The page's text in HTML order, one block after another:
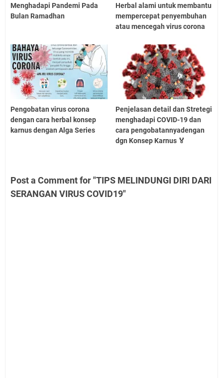
Menghadapi Pandemi Pada
Bulan Ramadhan
Herbal alami untuk membantu
mempercepat penyembuhan
atau mencegah virus corona
Pengobatan virus corona
dengan cara herbal konsep
karnus dengan Alga Series
Penjelasan detail dan Stretegi
menghadapi COVID-19 dan
cara pengobatannyadengan
dgn Konsep Karnus 🏅
Post a Comment for "TIPS MELINDUNGI DIRI DARI
SERANGAN VIRUS COVID19"